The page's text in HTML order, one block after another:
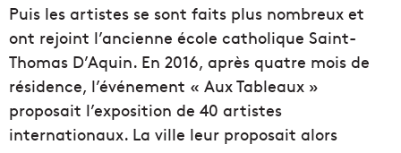
Puis les artistes se sont faits plus nombreux et
ont rejoint l’ancienne école catholique Saint-
Thomas D’Aquin. En 2016, après quatre mois de
résidence, l’événement « Aux Tableaux »
proposait l’exposition de 40 artistes
internationaux. La ville leur proposait alors